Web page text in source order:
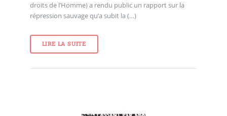
droits de l’Homme) a rendu public un rapport sur la
répression sauvage qu’a subit la (…)
LIRE LA SUITE